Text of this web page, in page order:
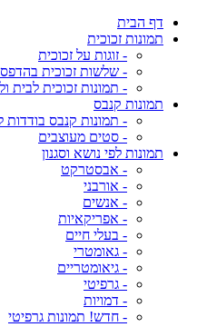
דף הבית
תמונות זכוכית
- זוגות על זכוכית
- שלשות זכוכית
- תמונות זכוכית לבית
תמונות קנבס
- תמונות קנבס
- סטים מעוצבים
תמונות לפי נושא וסגנון
- אבסטרקט
- אורבני
- אנשים
- אפריקאיות
- בעלי חיים
- גאומטרי
- גיאומטריים
- גרפיטי
- דמויות
- חדש! תמונות גרפיטי